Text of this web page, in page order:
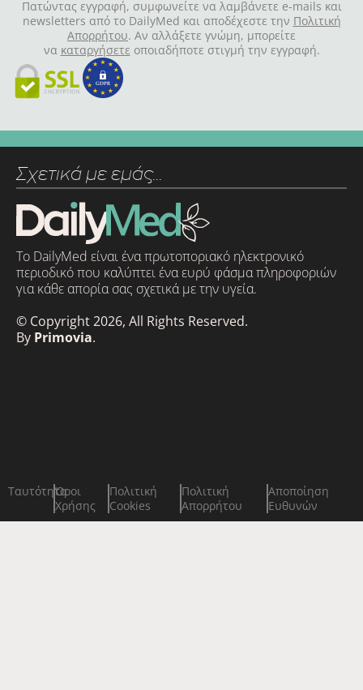
Πατώντας εγγραφή, συμφωνείτε να λαμβάνετε e-mails και
newsletters από το DailyMed και αποδέχεστε την Πολιτική
Απορρήτου. Αν αλλάξετε γνώμη, μπορείτε
να καταργήσετε οποιαδήποτε στιγμή την εγγραφή.
Σχετικά με εμάς…
Το DailyMed είναι ένα πρωτοποριακό ηλεκτρονικό
περιοδικό που καλύπτει ένα ευρύ φάσμα πληροφοριών
για κάθε απορία σας σχετικά με την υγεία.
© Copyright 2026, All Rights Reserved.
By Primovia.
ΤαυτότηταΌροι
Χρήσης
Πολιτική
Cookies
Πολιτική
Απορρήτου
Αποποίηση
Ευθυνών